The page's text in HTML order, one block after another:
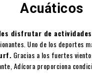
Acuáticos
disfrutar de
Uno de los deportes
Gracias a los fuertes
Adícora proporciona